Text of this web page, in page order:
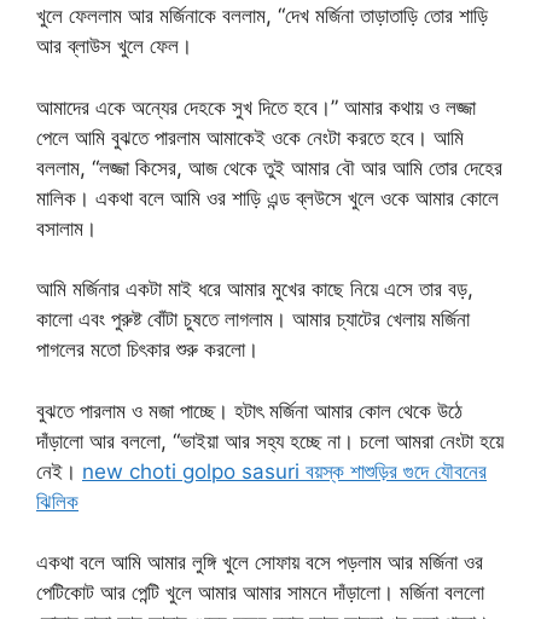
খুলে ফেললাম আর মর্জিনাকে বললাম, “দেখ মর্জিনা তাড়াতাড়ি তোর শাড়ি
আর ব্লাউস খুলে ফেল।
আমাদের একে অন্যের দেহকে সুখ দিতে হবে।” আমার কথায় ও লজ্জা
পেলে আমি বুঝতে পারলাম আমাকেই ওকে নেংটা করতে হবে। আমি
বললাম, “লজ্জা কিসের, আজ থেকে তুই আমার বৌ আর আমি তোর দেহের
মালিক। একথা বলে আমি ওর শাড়ি এন্ড ব্লউসে খুলে ওকে আমার কোলে
বসালাম।
আমি মর্জিনার একটা মাই ধরে আমার মুখের কাছে নিয়ে এসে তার বড়,
কালো এবং পুরুষ্ট বোঁটা চুষতে লাগলাম। আমার চ্যাটের খেলায় মর্জিনা
পাগলের মতো চিৎকার শুরু করলো।
বুঝতে পারলাম ও মজা পাচ্ছে। হটাৎ মর্জিনা আমার কোল থেকে উঠে
দাঁড়ালো আর বললো, “ভাইয়া আর সহ্য হচ্ছে না। চলো আমরা নেংটা হয়ে
নেই। new choti golpo sasuri বয়স্ক শাশুড়ির গুদে যৌবনের
ঝিলিক
একথা বলে আমি আমার লুঙ্গি খুলে সোফায় বসে পড়লাম আর মর্জিনা ওর
পেটিকোট আর পেন্টি খুলে আমার আমার সামনে দাঁড়ালো। মর্জিনা বললো